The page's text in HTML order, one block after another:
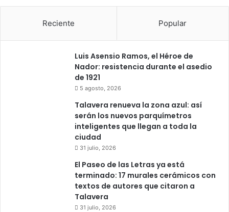
Reciente Popular
Luis Asensio Ramos, el Héroe de
Nador: resistencia durante el asedio
de 1921
5 agosto, 2026
Talavera renueva la zona azul: así
serán los nuevos parquímetros
inteligentes que llegan a toda la
ciudad
31 julio, 2026
El Paseo de las Letras ya está
terminado: 17 murales cerámicos con
textos de autores que citaron a
Talavera
31 julio, 2026